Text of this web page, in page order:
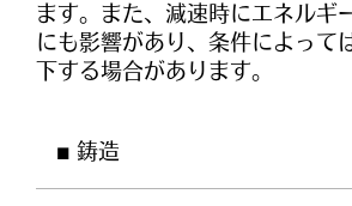
ます。また、減速時にエネルギ
にも影響があり、条件によって
下する場合があります。
■ 鋳造